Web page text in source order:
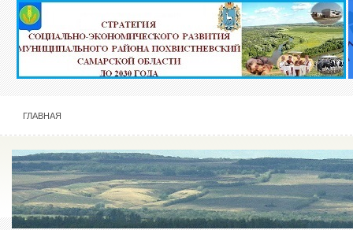
ГЛАВНАЯ